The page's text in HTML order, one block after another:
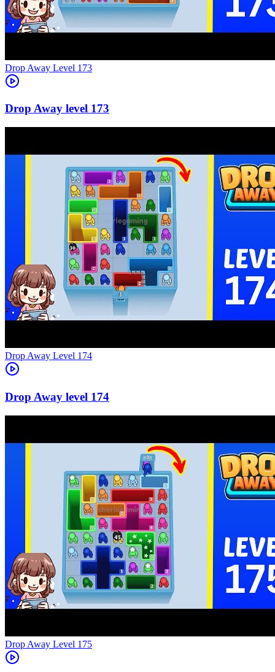
Level 173
173
Level 174
174
Level 175